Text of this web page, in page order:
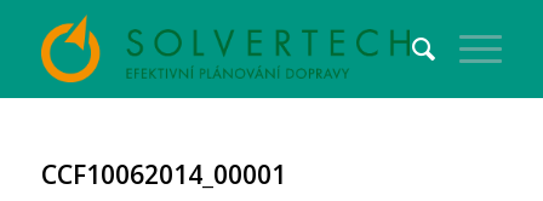
CCF10062014_00001